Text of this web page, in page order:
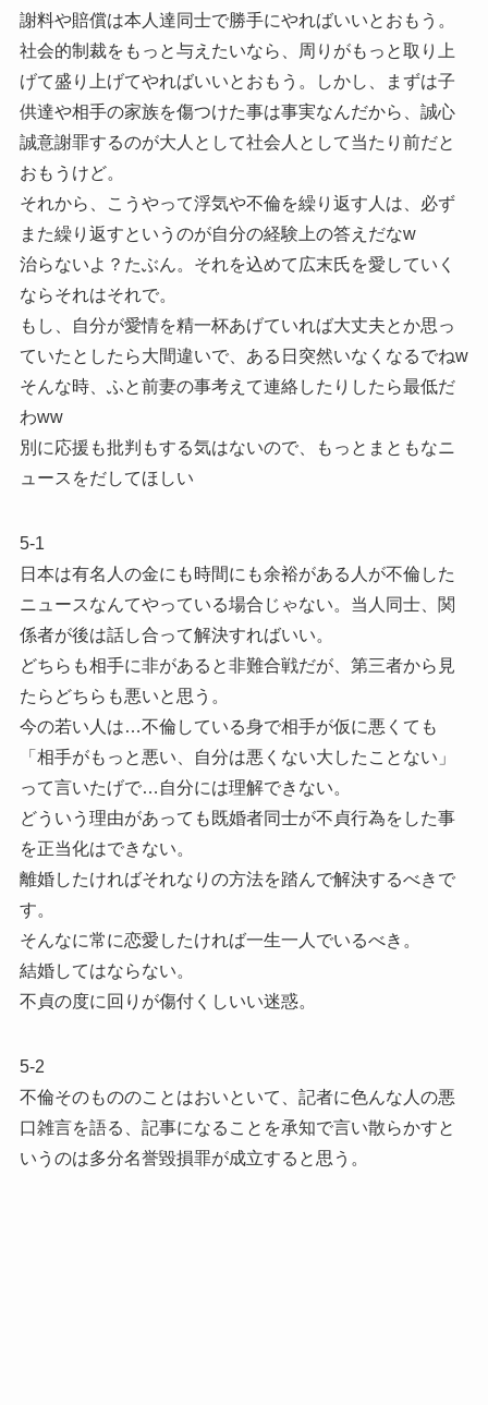
謝料や賠償は本人達同士で勝手にやればいいとおもう。
社会的制裁をもっと与えたいなら、周りがもっと取り上
げて盛り上げてやればいいとおもう。しかし、まずは子
供達や相手の家族を傷つけた事は事実なんだから、誠心
誠意謝罪するのが大人として社会人として当たり前だと
おもうけど。
それから、こうやって浮気や不倫を繰り返す人は、必ず
また繰り返すというのが自分の経験上の答えだなw
治らないよ？たぶん。それを込めて広末氏を愛していく
ならそれはそれで。
もし、自分が愛情を精一杯あげていれば大丈夫とか思っ
ていたとしたら大間違いで、ある日突然いなくなるでねw
そんな時、ふと前妻の事考えて連絡したりしたら最低だ
わww
別に応援も批判もする気はないので、もっとまともなニ
ュースをだしてほしい
5-1
日本は有名人の金にも時間にも余裕がある人が不倫した
ニュースなんてやっている場合じゃない。当人同士、関
係者が後は話し合って解決すればいい。
どちらも相手に非があると非難合戦だが、第三者から見
たらどちらも悪いと思う。
今の若い人は…不倫している身で相手が仮に悪くても
「相手がもっと悪い、自分は悪くない大したことない」
って言いたげで…自分には理解できない。
どういう理由があっても既婚者同士が不貞行為をした事
を正当化はできない。
離婚したければそれなりの方法を踏んで解決するべきで
す。
そんなに常に恋愛したければ一生一人でいるべき。
結婚してはならない。
不貞の度に回りが傷付くしいい迷惑。
5-2
不倫そのもののことはおいといて、記者に色んな人の悪
口雑言を語る、記事になることを承知で言い散らかすと
いうのは多分名誉毀損罪が成立すると思う。